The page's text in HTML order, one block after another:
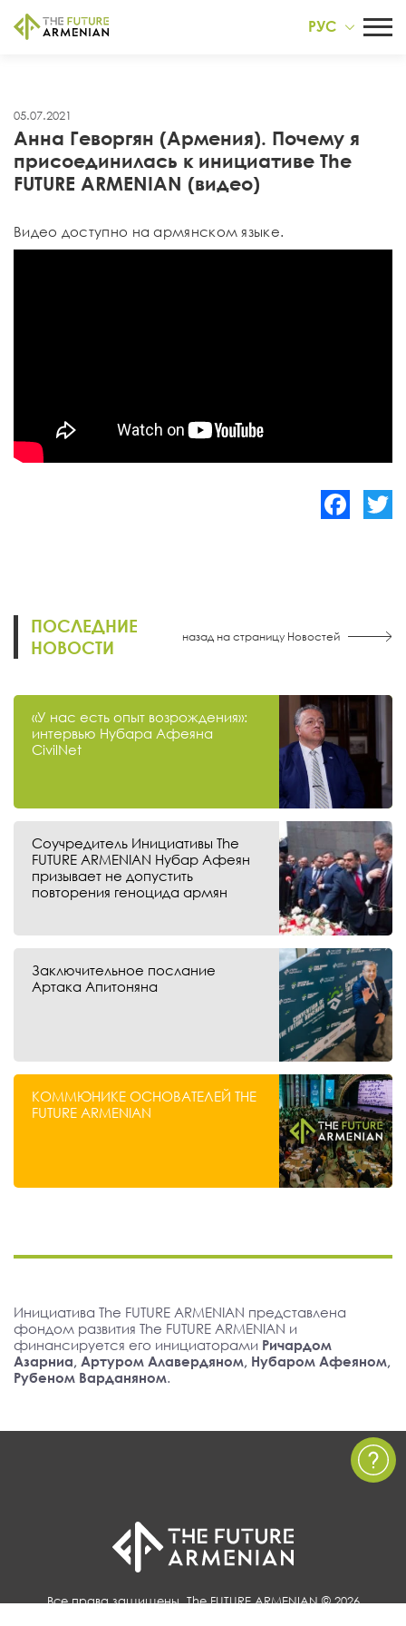
РУС
05.07.2021
Анна Геворгян (Армения). Почему я
присоединилась к инициативе The
FUTURE ARMENIAN (видео)
Видео доступно на армянском языке.
ПОСЛЕДНИЕ
НОВОСТИ
назад на страницу Новостей
«У нас есть опыт возрождения»:
интервью Нубара Афеяна
CivilNet
Соучредитель Инициативы The
FUTURE ARMENIAN Нубар Афеян
призывает не допустить
повторения геноцида армян
Заключительное послание
Артака Апитоняна
КОММЮНИКЕ ОСНОВАТЕЛЕЙ THE
FUTURE ARMENIAN
Инициатива The FUTURE ARMENIAN представлена
фондом развития The FUTURE ARMENIAN и
финансируется его инициаторами Ричардом
Азарниа, Артуром Алавердяном, Нубаром Афеяном,
Рубеном Варданяном.
Все права защищены, The FUTURE ARMENIAN © 2026